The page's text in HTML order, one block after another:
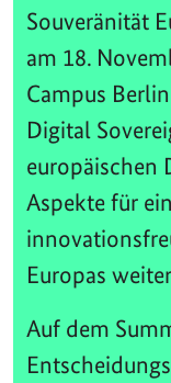
Souveränität
am 18.
Campus
Digital
europäischen
Aspekte für
Europas
Auf dem